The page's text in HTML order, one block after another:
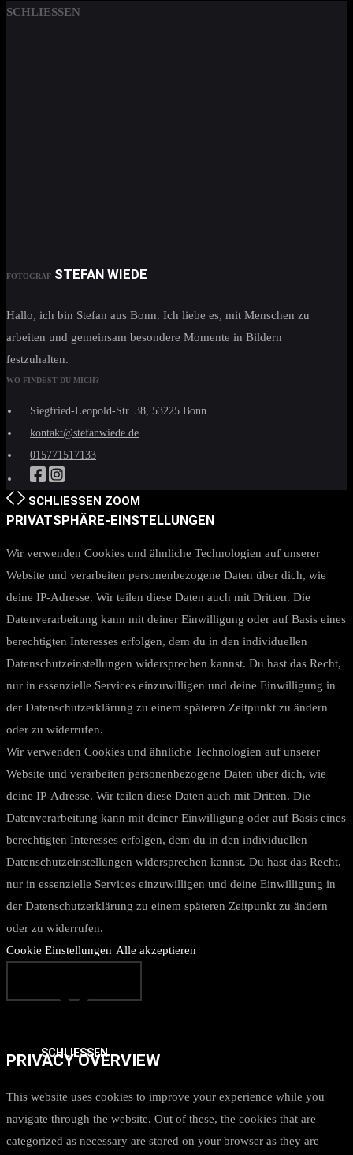
SCHLIESSEN
FOTOGRAF STEFAN WIEDE
Hallo, ich bin Stefan aus Bonn. Ich liebe es, mit Menschen zu
arbeiten und gemeinsam besondere Momente in Bildern
festzuhalten.
WO FINDEST DU MICH?
Siegfried-Leopold-Str. 38, 53225 Bonn
kontakt@stefanwiede.de
015771517133
SCHLIESSEN ZOOM
PRIVATSPHÄRE-EINSTELLUNGEN
Wir verwenden Cookies und ähnliche Technologien auf unserer
Website und verarbeiten personenbezogene Daten über dich, wie
deine IP-Adresse. Wir teilen diese Daten auch mit Dritten. Die
Datenverarbeitung kann mit deiner Einwilligung oder auf Basis eines
berechtigten Interesses erfolgen, dem du in den individuellen
Datenschutzeinstellungen widersprechen kannst. Du hast das Recht,
nur in essenzielle Services einzuwilligen und deine Einwilligung in
der Datenschutzerklärung zu einem späteren Zeitpunkt zu ändern
oder zu widerrufen.
Wir verwenden Cookies und ähnliche Technologien auf unserer
Website und verarbeiten personenbezogene Daten über dich, wie
deine IP-Adresse. Wir teilen diese Daten auch mit Dritten. Die
Datenverarbeitung kann mit deiner Einwilligung oder auf Basis eines
berechtigten Interesses erfolgen, dem du in den individuellen
Datenschutzeinstellungen widersprechen kannst. Du hast das Recht,
nur in essenzielle Services einzuwilligen und deine Einwilligung in
der Datenschutzerklärung zu einem späteren Zeitpunkt zu ändern
oder zu widerrufen.
Cookie Einstellungen Alle akzeptieren
SCHLIESSEN
PRIVACY OVERVIEW
This website uses cookies to improve your experience while you
navigate through the website. Out of these, the cookies that are
categorized as necessary are stored on your browser as they are